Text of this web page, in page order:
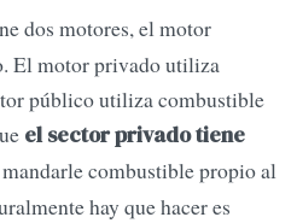
dos motores, el motor
El motor privado utiliza
público utiliza combustible
el sector privado tiene
combustible propio al
hay que hacer es